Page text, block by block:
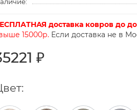
доставка ковров до
15000р. Если доставка не в
₽